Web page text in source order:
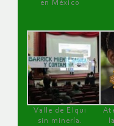
en México
Valle de Elqui
sin minería.